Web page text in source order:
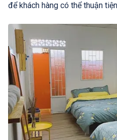
để khách hàng có thể thuận